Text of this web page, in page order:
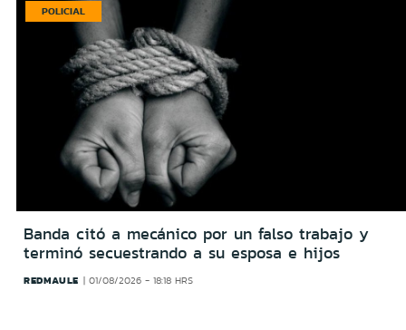
POLICIAL
Banda citó a mecánico por un falso trabajo y
terminó secuestrando a su esposa e hijos
REDMAULE 01/08/2026 - 18:18 HRS